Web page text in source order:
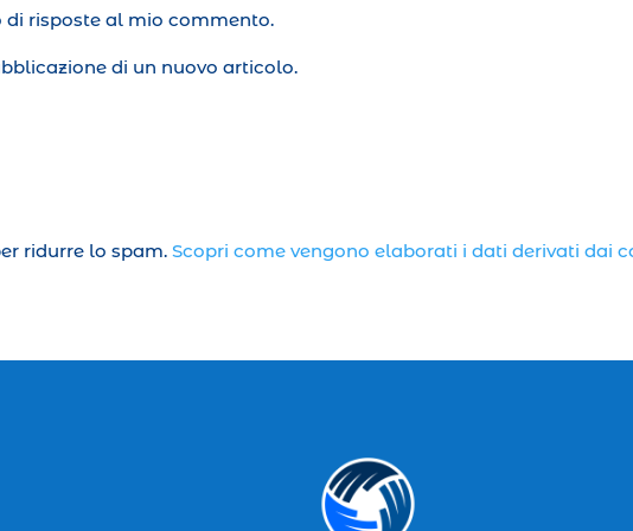
di risposte al mio commento.
di un nuovo articolo.
ridurre lo spam.Scopri come vengono elaborati i dati derivati dai